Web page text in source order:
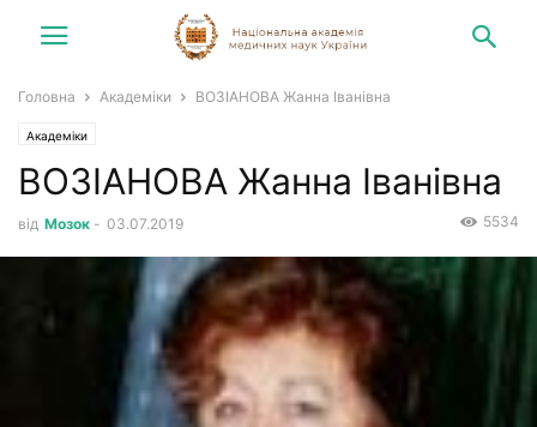
Головна Академіки ВОЗІАНОВА Жанна Іванівна
Академіки
ВОЗІАНОВА Жанна Іванівна
від Мозок - 03.07.2019 5534